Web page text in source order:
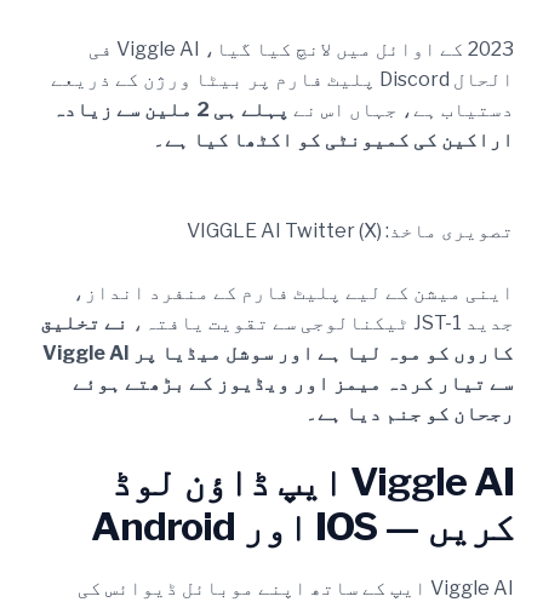
2023 کے اوائل میں لانچ کیا گیا، Viggle AI فی
الحال Discord پلیٹ فارم پر بیٹا ورژن کے ذریعے
دستیاب ہے، جہاں اس نے
پہلے ہی 2 ملین سے زیادہ
اراکین کی کمیونٹی کو اکٹھا کیا ہے۔
تصویری ماخذ: VIGGLE AI Twitter (X)
اینی میشن کے لیے پلیٹ فارم کے منفرد انداز،
جدید JST-1 ٹیکنالوجی سے تقویت یافتہ،
نے تخلیق
کاروں کو موہ لیا ہے اور سوشل میڈیا پر Viggle AI
سے تیار کردہ میمز اور ویڈیوز کے بڑھتے ہوئے
رجحان کو جنم دیا ہے۔
Viggle AI ایپ ڈاؤن لوڈ
کریں — IOS اور Android
Viggle AI ایپ کے ساتھ اپنے موبائل ڈیوائس کی